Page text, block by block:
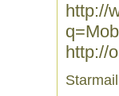
http://
http://
Starmail